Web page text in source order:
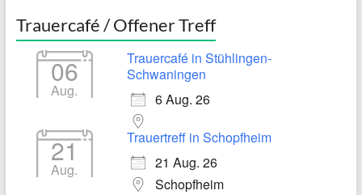
Trauercafé / Offener Treff
06
Aug.
Trauercafé in Stühlingen-
Schwaningen
6 Aug. 26
21
Aug.
Trauertreff in Schopfheim
21 Aug. 26
Schopfheim